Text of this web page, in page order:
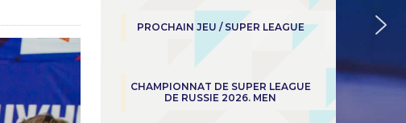
PROCHAIN JEU / SUPER LEAGUE
CHAMPIONNAT DE SUPER LEAGUE
DE RUSSIE 2026. MEN